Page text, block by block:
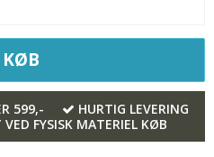
KØB
599,-
HURTIG LEVERING
VED FYSISK MATERIEL KØB